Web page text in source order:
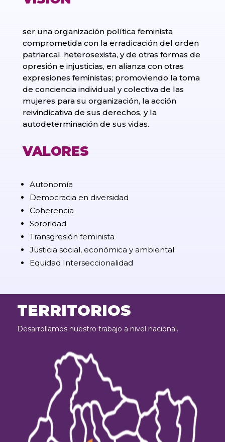
ser una organización política feminista
comprometida con la erradicación del orden
patriarcal, heterosexista, y de otras formas de
opresión e injusticias, en alianza con otras
expresiones feministas; promoviendo la toma
de conciencia individual y colectiva de las
mujeres para su organización, la acción
reivindicativa de sus derechos, y la
autodeterminación de sus vidas.
VALORES
Autonomía
Democracia en diversidad
Coherencia
Sororidad
Transgresión feminista
Justicia social, económica y ambiental
Equidad Interseccionalidad
TERRITORIOS
Desarrollamos nuestro trabajo a nivel nacional.